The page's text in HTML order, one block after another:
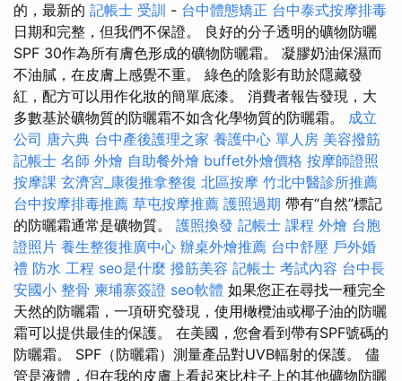
的，最新的 記帳士 受訓 - 台中體態矯正 台中泰式按摩排毒
日期和完整，但我們不保證。 良好的分子透明的礦物防曬
SPF 30作為所有膚色形成的礦物防曬霜。 凝膠奶油保濕而
不油膩，在皮膚上感覺不重。 綠色的陰影有助於隱藏發
紅，配方可以用作化妝的簡單底漆。 消費者報告發現，大
多數基於礦物質的防曬霜不如含化學物質的防曬霜。 成立
公司 唐六典 台中產後護理之家 養護中心 單人房 美容撥筋
記帳士 名師 外燴 自助餐外燴 buffet外燴價格 按摩師證照
按摩課 玄濟宮_康復推拿整復 北區按摩 竹北中醫診所推薦
台中按摩排毒推薦 草屯按摩推薦 護照過期 帶有“自然”標記
的防曬霜通常是礦物質。 護照換發 記帳士 課程 外燴 台胞
證照片 養生整復推廣中心 辦桌外燴推薦 台中舒壓 戶外婚
禮 防水 工程 seo是什麼 撥筋美容 記帳士 考試內容 台中長
安國小 整骨 柬埔寨簽證 seo軟體 如果您正在尋找一種完全
天然的防曬霜，一項研究發現，使用橄欖油或椰子油的防曬
霜可以提供最佳的保護。 在美國，您會看到帶有SPF號碼的
防曬霜。 SPF（防曬霜）測量產品對UVB輻射的保護。 儘
管是液體，但在我的皮膚上看起來比柱子上的其他礦物防曬